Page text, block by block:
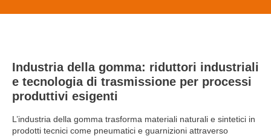
Industria della gomma: riduttori industriali
e tecnologia di trasmissione per processi
produttivi esigenti
L’industria della gomma trasforma materiali naturali e sintetici in
prodotti tecnici come pneumatici e guarnizioni attraverso